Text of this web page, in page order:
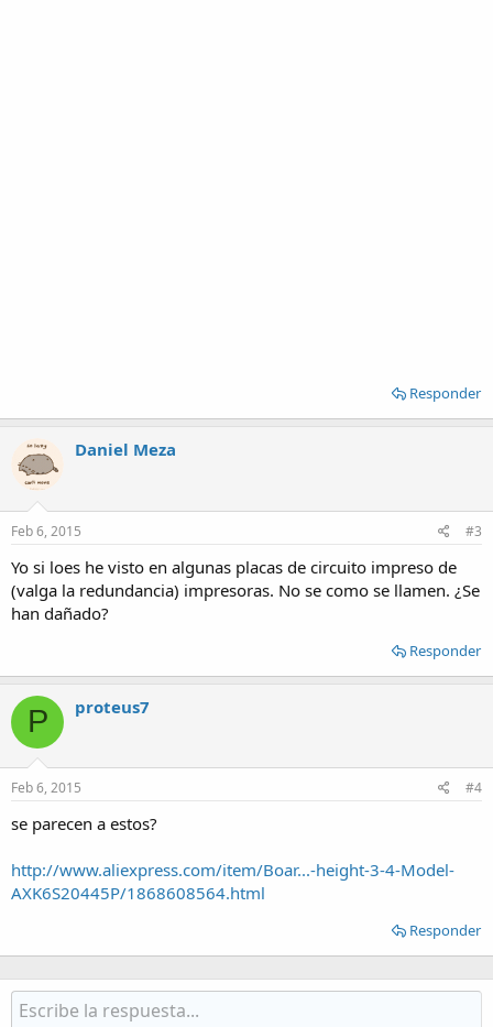
Responder
Daniel Meza
Feb 6, 2015 #3
Yo si loes he visto en algunas placas de circuito impreso de
(valga la redundancia) impresoras. No se como se llamen. ¿Se
han dañado?
Responder
P proteus7
Feb 6, 2015 #4
se parecen a estos?
http://www.aliexpress.com/item/Boar...-height-3-4-Model-
AXK6S20445P/1868608564.html
Responder